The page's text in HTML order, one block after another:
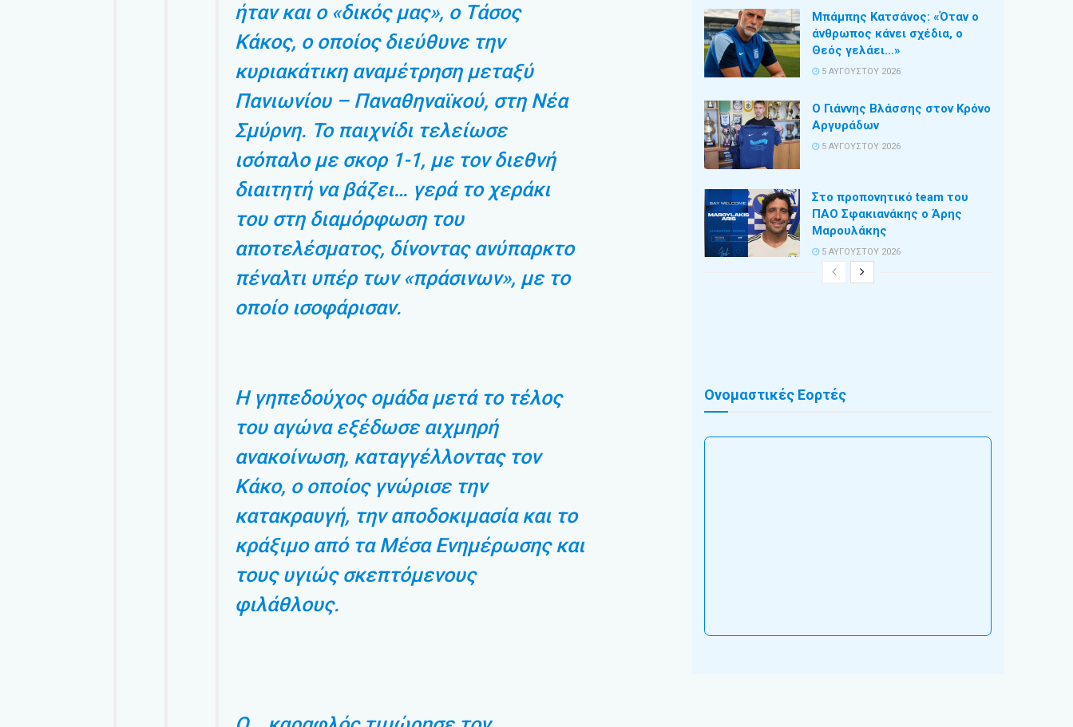
ήταν και ο «δικός μας», ο Τάσος
Κάκος, ο οποίος διεύθυνε την
κυριακάτικη αναμέτρηση μεταξύ
Πανιωνίου – Παναθηναϊκού, στη Νέα
Σμύρνη. Το παιχνίδι τελείωσε
ισόπαλο με σκορ 1-1, με τον διεθνή
διαιτητή να βάζει… γερά το χεράκι
του στη διαμόρφωση του
αποτελέσματος, δίνοντας ανύπαρκτο
πέναλτι υπέρ των «πράσινων», με το
οποίο ισοφάρισαν.
Η γηπεδούχος ομάδα μετά το τέλος
του αγώνα εξέδωσε αιχμηρή
ανακοίνωση, καταγγέλλοντας τον
Κάκο, ο οποίος γνώρισε την
κατακραυγή, την αποδοκιμασία και το
κράξιμο από τα Μέσα Ενημέρωσης και
τους υγιώς σκεπτόμενους
φιλάθλους.
Μπάμπης Κατσάνος: «Όταν ο
άνθρωπος κάνει σχέδια, ο
Θεός γελάει…»
5 ΑΥΓΟΎΣΤΟΥ 2026
Ο Γιάννης Βλάσσης στον Κρόνο
Αργυράδων
5 ΑΥΓΟΎΣΤΟΥ 2026
Στο προπονητικό team του
ΠΑΟ Σφακιανάκης ο Άρης
Μαρουλάκης
5 ΑΥΓΟΎΣΤΟΥ 2026
Ονομαστικές Εορτές